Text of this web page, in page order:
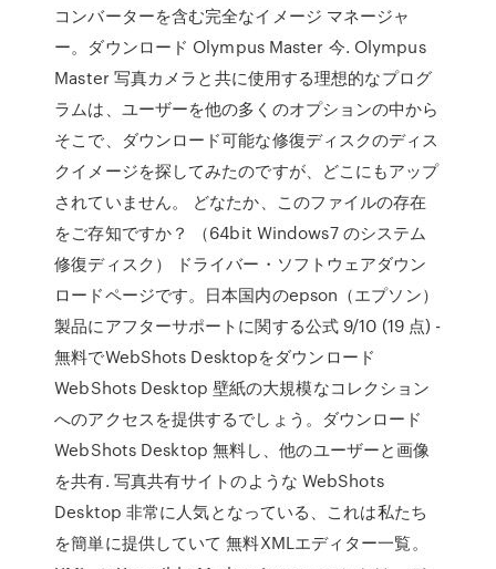
コンバーターを含む完全なイメージ マネージャ
ー。ダウンロード Olympus Master 今. Olympus
Master 写真カメラと共に使用する理想的なプログ
ラムは、ユーザーを他の多くのオプションの中から
そこで、ダウンロード可能な修復ディスクのディス
クイメージを探してみたのですが、どこにもアップ
されていません。 どなたか、このファイルの存在
をご存知ですか？ （64bit Windows7 のシステム
修復ディスク） ドライバー・ソフトウェアダウン
ロードページです。日本国内のepson（エプソン）
製品にアフターサポートに関する公式 9/10 (19 点) -
無料でWebShots Desktopをダウンロード
WebShots Desktop 壁紙の大規模なコレクション
へのアクセスを提供するでしょう。ダウンロード
WebShots Desktop 無料し、他のユーザーと画像
を共有. 写真共有サイトのような WebShots
Desktop 非常に人気となっている、これは私たち
を簡単に提供していて 無料XMLエディター一覧。